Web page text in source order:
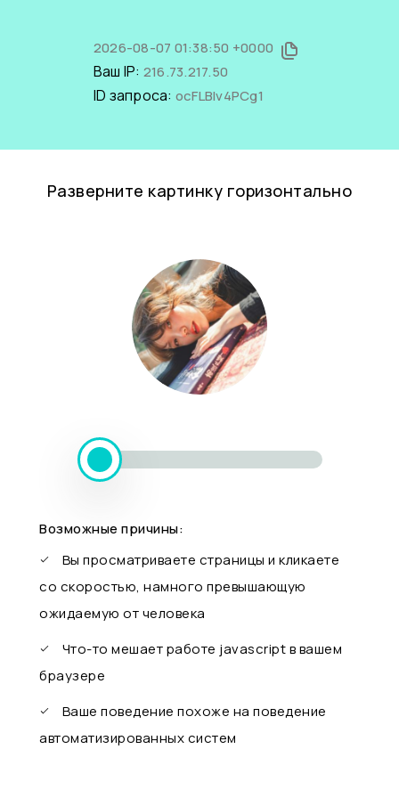
2026-08-07 01:38:50 +0000
Ваш IP: 216.73.217.50
ID запроса: ocFLBIv4PCg1
Разверните картинку горизонтально
Возможные причины:
Вы просматриваете страницы и кликаете
со скоростью, намного превышающую
ожидаемую от человека
Что-то мешает работе javascript в вашем
браузере
Ваше поведение похоже на поведение
автоматизированных систем